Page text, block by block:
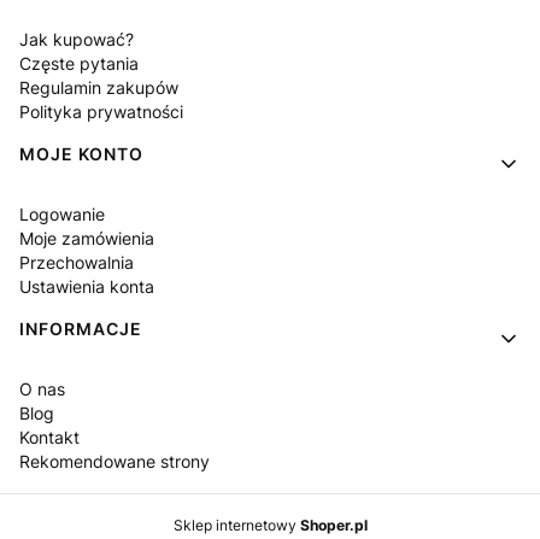
Jak kupować?
Częste pytania
Regulamin zakupów
Polityka prywatności
MOJE KONTO
Logowanie
Moje zamówienia
Przechowalnia
Ustawienia konta
INFORMACJE
O nas
Blog
Kontakt
Rekomendowane strony
Sklep internetowy Shoper.pl